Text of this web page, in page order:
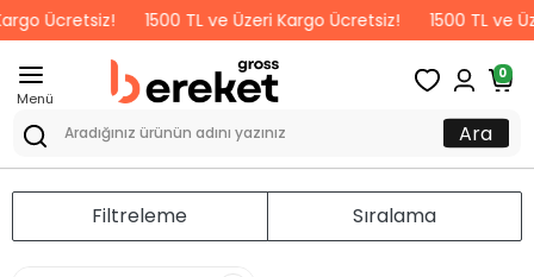
Ücretsiz! 1500 TL ve Üzeri Kargo Ücretsiz! 1500 TL ve
Menü
0
Ara
Filtreleme Sıralama